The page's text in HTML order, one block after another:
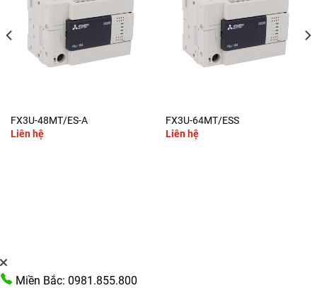
FX3U-48MT/ES-A
Liên hệ
FX3U-64MT/ESS
Liên hệ
Miền Bắc: 0981.855.800